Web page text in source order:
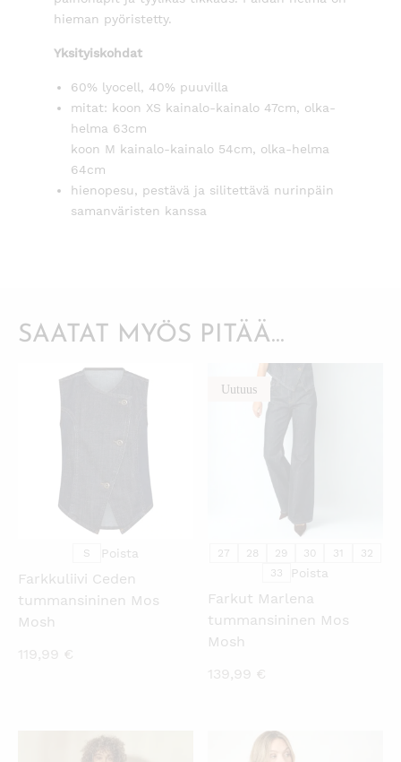
hieman pyöristetty.
Yksityiskohdat
60% lyocell, 40% puuvilla
mitat: koon XS kainalo-kainalo 47cm, olka-
helma 63cm
koon M kainalo-kainalo 54cm, olka-helma
64cm
hienopesu, pestävä ja silitettävä nurinpäin
samanväristen kanssa
SAATAT MYÖS PITÄÄ...
KATSO PIKANÄKYMÄ
S Poista
Farkkuliivi Ceden
tummansininen Mos
Mosh
119,99 €
UutuusKATSO PIKANÄKYMÄ
27 28 29 30 31
32
33
Poista
Farkut Marlena
tummansininen Mos
Mosh
139,99 €
KATSO PIKANÄKYMÄ KATSO PIKANÄKYMÄ